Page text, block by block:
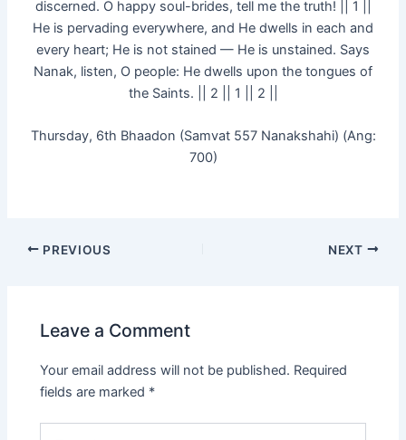
discerned. O happy soul-brides, tell me the truth! || 1 ||
He is pervading everywhere, and He dwells in each and
every heart; He is not stained — He is unstained. Says
Nanak, listen, O people: He dwells upon the tongues of
the Saints. || 2 || 1 || 2 ||
Thursday, 6th Bhaadon (Samvat 557 Nanakshahi) (Ang:
700)
PREVIOUS NEXT
Leave a Comment
Your email address will not be published. Required
fields are marked *